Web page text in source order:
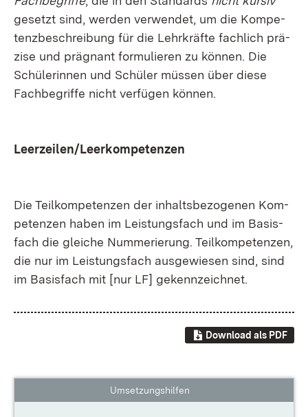
ge­setzt sind, wer­den ver­wen­det, um die Kom­pe­
tenz­be­schrei­bung für die Lehr­kräf­te fach­lich prä­
zi­se und prä­gnant for­mu­lie­ren zu kön­nen. Die
Schü­le­rin­nen und Schü­ler müs­sen über die­se
Fach­be­grif­fe nicht ver­fü­gen kön­nen.
Leer­zei­len/Leer­kom­pe­ten­zen
Die Teil­kom­pe­ten­zen der in­halts­be­zo­ge­nen Kom­
pe­ten­zen ha­ben im Leis­tungs­fach und im Ba­sis­
fach die glei­che Num­me­rie­rung. Teil­kom­pe­ten­zen,
die nur im Leis­tungs­fach aus­ge­wie­sen sind, sind
im Ba­sis­fach mit [nur LF] ge­kenn­zeich­net.
Download als PDF
Umsetzungshilfen